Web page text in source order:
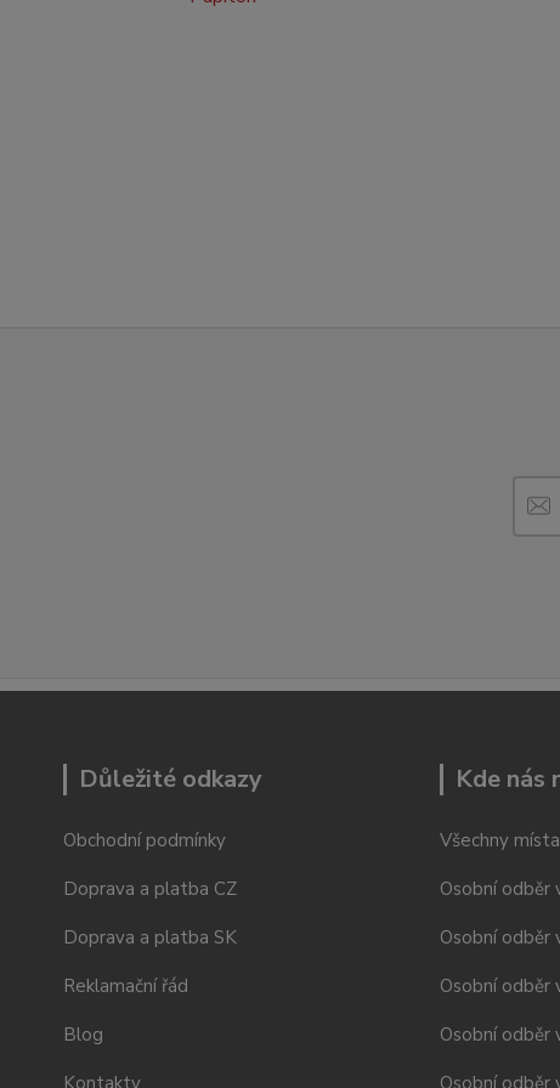
Důležité odkazy
Obchodní podmínky
Doprava a platba CZ
Doprava a platba SK
Reklamační řád
Blog
Kontakty
Kde nás
Všechny
Osobní odběr
Osobní odběr
Osobní odběr
Osobní odběr
Osobní odběr